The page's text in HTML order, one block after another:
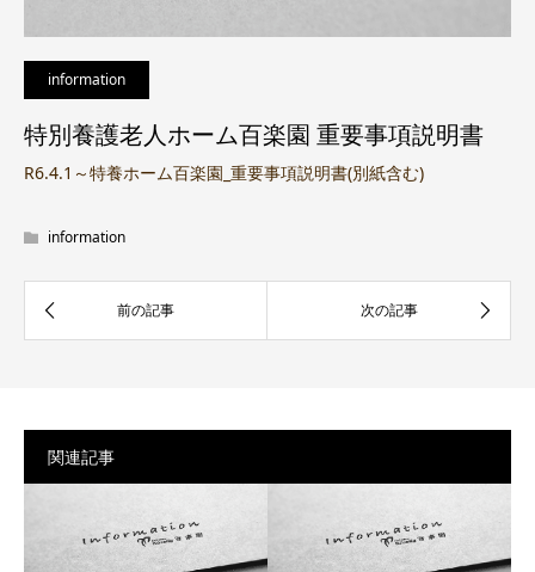
information
特別養護老人ホーム百楽園 重要事項説明書
R6.4.1～特養ホーム百楽園_重要事項説明書(別紙含む)
information
関連記事